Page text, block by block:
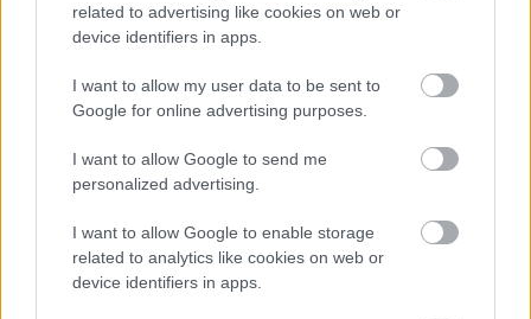
related to advertising like cookies on web or
device identifiers in apps.
I want to allow my user data to be sent to
Google for online advertising purposes.
I want to allow Google to send me
personalized advertising.
I want to allow Google to enable storage
related to analytics like cookies on web or
device identifiers in apps.
Real Madrid – Cádiz: las posibles alineaciones
27. abril 2024 PorJesus Gallo |
Real Madrid y Cádiz se enfrentan el sábado 4 de mayo a las 16:15 horas.
¿Quién jugará en los locales? ¿Cuál será la alineación que presente
Pellegrino? A continuación, las posibles alineaciones del Real Madrid-